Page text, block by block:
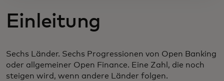
Einleitung
Sechs Länder. Sechs Progressionen von Open Banking
oder allgemeiner Open Finance. Eine Zahl, die noch
steigen wird, wenn andere Länder folgen.